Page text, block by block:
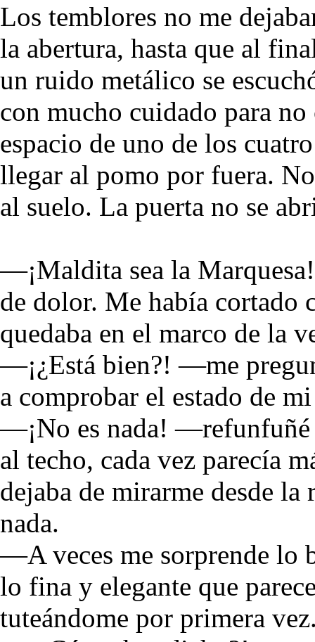
Los temblores no me
la abertura, hasta que al
un ruido metálico se
con mucho cuidado para
espacio de uno de los
llegar al pomo por fuera.
al suelo. La puerta no se
—¡Maldita sea la
de dolor. Me había cortado
quedaba en el marco de la
—¡¿Está bien?! —me
a comprobar el estado de
—¡No es nada! —refunfuñé
al techo, cada vez parecía
dejaba de mirarme desde
nada.
—A veces me sorprende lo
lo fina y elegante que
tuteándome por primera